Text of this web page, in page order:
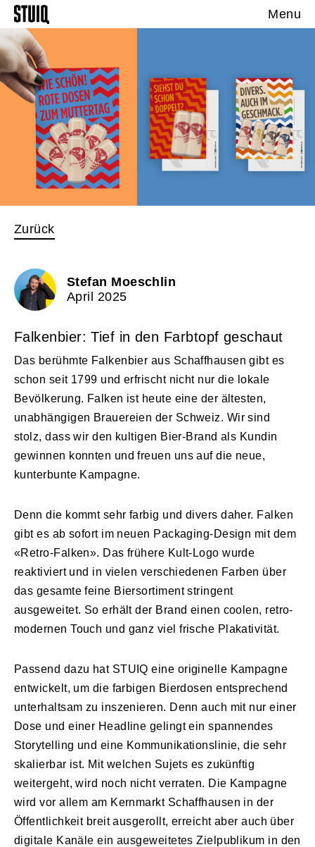
Menu
Zurück
Falkenbier: Tief in den Farbtopf geschaut
Stefan Moeschlin
April 2025
Das berühmte Falkenbier aus Schaffhausen gibt es
schon seit 1799 und erfrischt nicht nur die lokale
Bevölkerung. Falken ist heute eine der ältesten,
unabhängigen Brauereien der Schweiz. Wir sind
stolz, dass wir den kultigen Bier-Brand als Kundin
gewinnen konnten und freuen uns auf die neue,
kunterbunte Kampagne.
Denn die kommt sehr farbig und divers daher. Falken
gibt es ab sofort im neuen Packaging-Design mit dem
«Retro-Falken». Das frühere Kult-Logo wurde
reaktiviert und in vielen verschiedenen Farben über
das gesamte feine Biersortiment stringent
ausgeweitet. So erhält der Brand einen coolen, retro-
modernen Touch und ganz viel frische Plakativität.
Passend dazu hat STUIQ eine originelle Kampagne
entwickelt, um die farbigen Bierdosen entsprechend
unterhaltsam zu inszenieren. Denn auch mit nur einer
Dose und einer Headline gelingt ein spannendes
Storytelling und eine Kommunikationslinie, die sehr
skalierbar ist. Mit welchen Sujets es zukünftig
weitergeht, wird noch nicht verraten. Die Kampagne
wird vor allem am Kernmarkt Schaffhausen in der
Öffentlichkeit breit ausgerollt, erreicht aber auch über
digitale Kanäle ein ausgeweitetes Zielpublikum in den